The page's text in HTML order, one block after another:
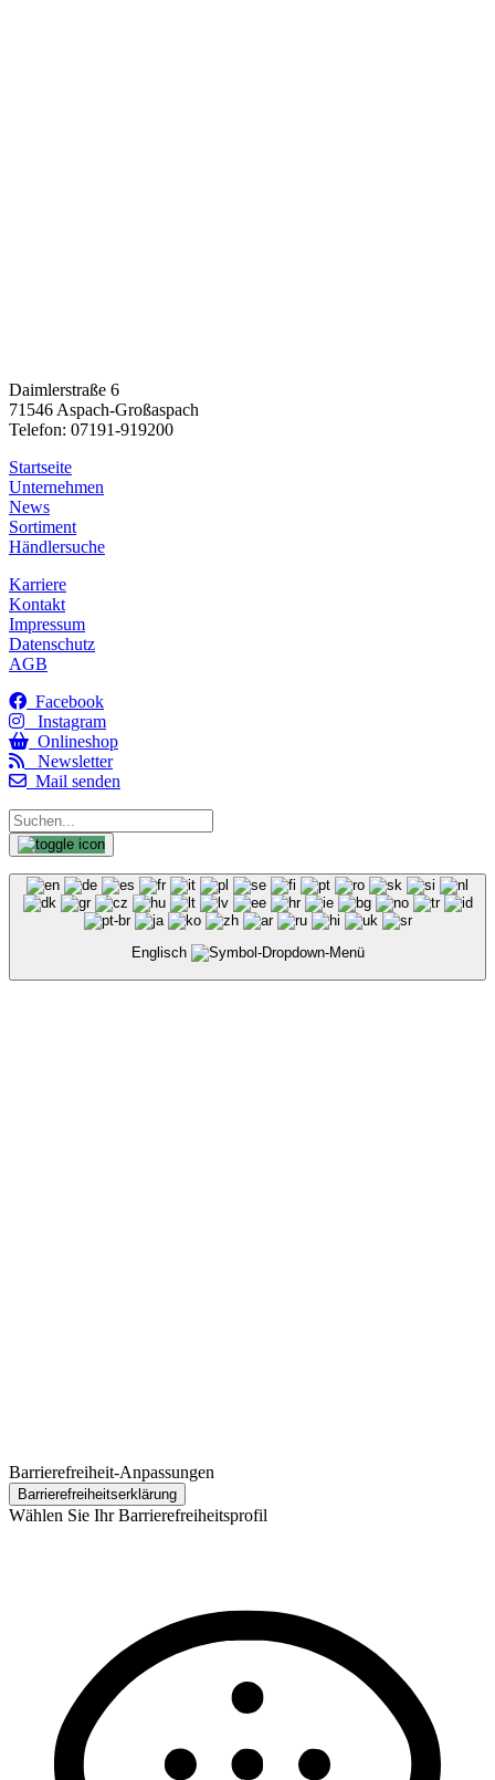
Daimlerstraße 6
71546 Aspach-Großaspach
Telefon: 07191-919200
Startseite
Unternehmen
News
Sortiment
Händlersuche
Karriere
Kontakt
Impressum
Datenschutz
AGB
Facebook
Instagram
Onlineshop
Newsletter
Mail senden
Englisch
Barrierefreiheit-Anpassungen
Barrierefreiheits­erklärung
Wählen Sie Ihr Barrierefreiheitsprofil